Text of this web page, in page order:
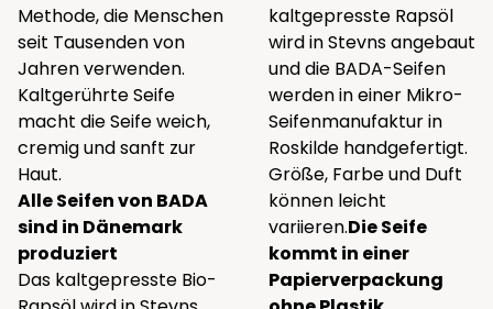
Methode, die Menschen
seit Tausenden von
Jahren verwenden.
Kaltgerührte Seife
macht die Seife weich,
cremig und sanft zur
Haut.
Alle Seifen von BADA
sind in Dänemark
produziert
Das kaltgepresste Bio-
kaltgepresste Rapsöl
wird in Stevns angebaut
und die BADA-Seifen
werden in einer Mikro-
Seifenmanufaktur in
Roskilde handgefertigt.
Größe, Farbe und Duft
können leicht
variieren.Die Seife
kommt in einer
Papierverpackung